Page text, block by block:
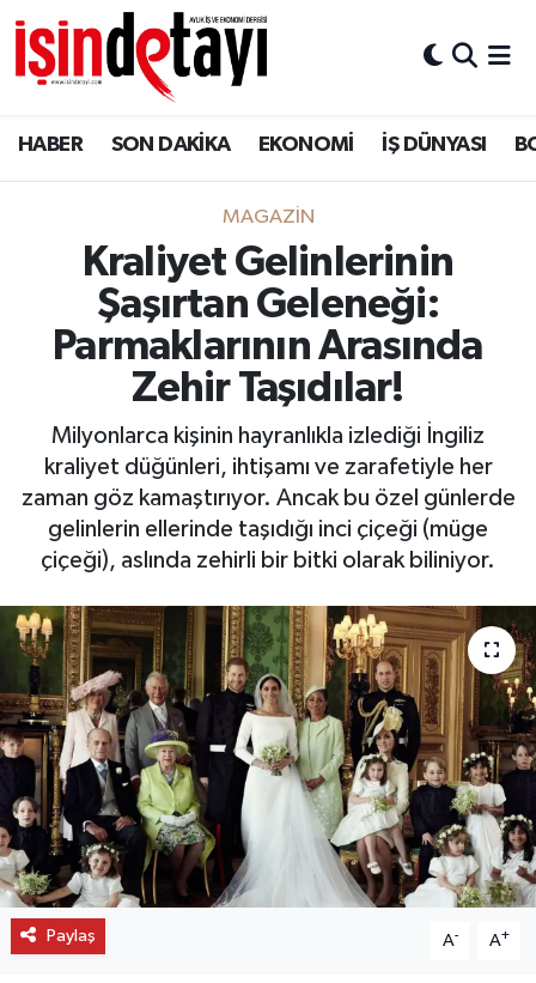
HABER SON DAKİKA EKONOMİ İŞ DÜNYASI
MAGAZİN
Kraliyet Gelinlerinin
Şaşırtan Geleneği:
Parmaklarının Arasında
Zehir Taşıdılar!
Milyonlarca kişinin hayranlıkla izlediği İngiliz
kraliyet düğünleri, ihtişamı ve zarafetiyle her
zaman göz kamaştırıyor. Ancak bu özel günlerde
gelinlerin ellerinde taşıdığı inci çiçeği (müge
çiçeği), aslında zehirli bir bitki olarak biliniyor.
Paylaş A- A+
DÜNYA
Eğitim
ENERJİ HABERİ
GAYRİMENKUL
HABER
LOJİSTİK
MAGAZİN
OTO DETAY
SAĞLIK
SON DAKİKA
SPOR
FİNANS
Nöbetçi Eczaneler
Hava Durumu
İstanbul Namaz Vakitleri
Trafik Durumu
Süper Lig Puan Durumu ve Fikstür
Tüm Manşetler
Son Dakika Haberleri
Haber Arşivi